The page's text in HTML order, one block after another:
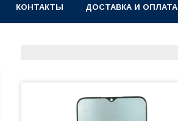
КОНТАКТЫ ДОСТАВКА И ОПЛАТА